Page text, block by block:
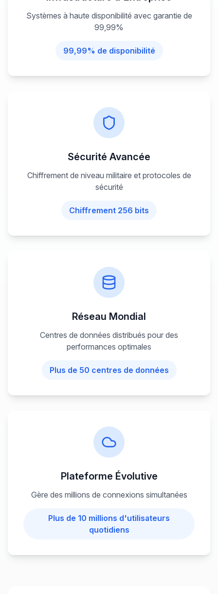
Systèmes à haute disponibilité avec garantie de
99,99%
99,99% de disponibilité
Sécurité Avancée
Chiffrement de niveau militaire et protocoles de
sécurité
Chiffrement 256 bits
Réseau Mondial
Centres de données distribués pour des
performances optimales
Plus de 50 centres de données
Plateforme Évolutive
Gère des millions de connexions simultanées
Plus de 10 millions d'utilisateurs
quotidiens